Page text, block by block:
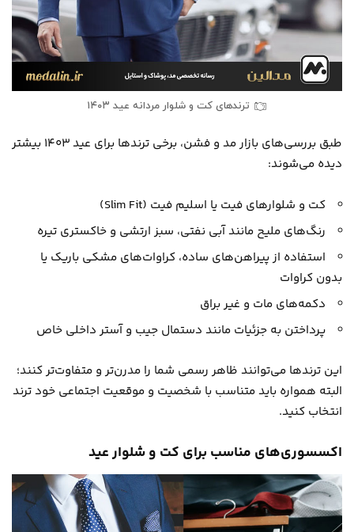
ترندهای کت و شلوار مردانه عید ۱۴۰۳
طبق بررسی‌های بازار مد و فشن، برخی ترندها برای عید ۱۴۰۳ بیشتر
دیده می‌شوند:
کت و شلوارهای فیت یا اسلیم فیت (Slim Fit)
رنگ‌های ملیح مانند آبی نفتی، سبز ارتشی و خاکستری تیره
استفاده از پیراهن‌های ساده، کراوات‌های مشکی باریک یا
بدون کراوات
دکمه‌های مات و غیر براق
پرداختن به جزئیات مانند دستمال‌ جیب و آستر داخلی خاص
این ترندها می‌توانند ظاهر رسمی شما را مدرن‌تر و متفاوت‌تر کنند؛
البته همواره باید متناسب با شخصیت و موقعیت اجتماعی خود ترند
انتخاب کنید.
اکسسوری‌های مناسب برای کت و شلوار عید